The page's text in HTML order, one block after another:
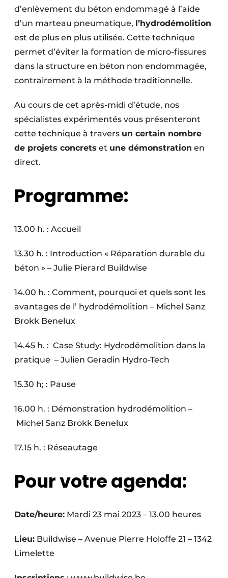
d’enlèvement du béton endommagé à l’aide
d’un marteau pneumatique, l’hydrodémolition
est de plus en plus utilisée. Cette technique
permet d’éviter la formation de micro-fissures
dans la structure en béton non endommagée,
contrairement à la méthode traditionnelle.
Au cours de cet après-midi d’étude, nos
spécialistes expérimentés vous présenteront
cette technique à travers un certain nombre
de projets concrets et une démonstration en
direct.
Programme:
13.00 h. : Accueil
13.30 h. : Introduction « Réparation durable du
béton » – Julie Pierard Buildwise
14.00 h. : Comment, pourquoi et quels sont les
avantages de l’ hydrodémolition – Michel Sanz
Brokk Benelux
14.45 h. : Case Study: Hydrodémolition dans la
pratique – Julien Geradin Hydro-Tech
15.30 h; : Pause
16.00 h. : Démonstration hydrodémolition –
Michel Sanz Brokk Benelux
17.15 h. : Réseautage
Pour votre agenda:
Date/heure: Mardi 23 mai 2023 – 13.00 heures
Lieu: Buildwise – Avenue Pierre Holoffe 21 – 1342
Limelette